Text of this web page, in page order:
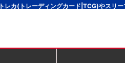
レカ(トレーディングカード|TCG)やスリ